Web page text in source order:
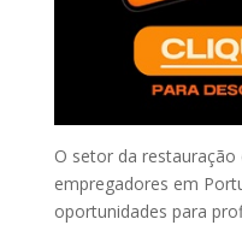
O setor da
empregadores em
oportunidades para